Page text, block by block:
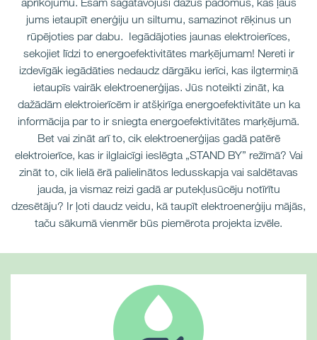
jums ietaupīt enerģiju un siltumu, samazinot rēķinus un
rūpējoties par dabu. Iegādājoties jaunas elektroierīces,
sekojiet līdzi to energoefektivitātes marķējumam! Nereti ir
izdevīgāk iegādāties nedaudz dārgāku ierīci, kas ilgtermiņā
ietaupīs vairāk elektroenerģijas. Jūs noteikti zināt, ka
dažādām elektroierīcēm ir atšķirīga energoefektivitāte un ka
informācija par to ir sniegta energoefektivitātes marķējumā.
Bet vai zināt arī to, cik elektroenerģijas gadā patērē
elektroierīce, kas ir ilglaicīgi ieslēgta „STAND BY” režīmā? Vai
zināt to, cik lielā ērā palielinātos ledusskapja vai saldētavas
jauda, ja vismaz reizi gadā ar putekļusūcēju notīrītu
dzesētāju? Ir ļoti daudz veidu, kā taupīt elektroenerģiju mājās,
taču sākumā vienmēr būs piemērota projekta izvēle.